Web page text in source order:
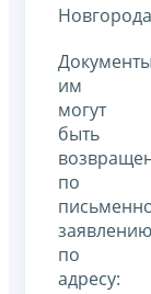
Документы
им
могут
быть
по
заявлению
по
адресу: